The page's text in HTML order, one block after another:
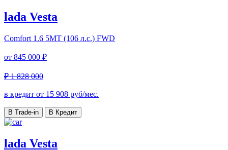
lada Vesta
Comfort 1.6 5MT (106 л.с.) FWD
от 845 000 ₽
₽ 1 828 000
в кредит от 15 908 руб/мес.
В Trade-in В Кредит
lada Vesta